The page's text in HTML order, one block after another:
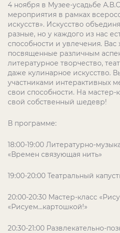
4 ноября в Музее-усадьбе
мероприятия в рамках
искусств». Искусство
разные, но у каждого из нас
способности и увлечения.
посвященные различным
литературное творчество,
даже кулинарное искусство.
участниками интерактивных
свои способности. На мастер-
свой собственный шедевр!
В программе:
18:00-19:00 Литературно-
«Времен связующая нить»
19:00-20:00 Театральный
20:00-20:30 Мастер-класс
«Рисуем...картошкой!»
20:30-21:00 Развлекательно-